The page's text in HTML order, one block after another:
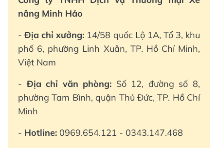
nâng Minh Hảo
-Địa chỉ xưởng: 14/58 quốc Lộ 1A, Tổ 3, khu
phố 6, phường Linh Xuân, TP. Hồ Chí Minh,
Việt Nam
- Địa chỉ văn phòng: Số 12, đường số 8,
phường Tam Bình, quận Thủ Đức, TP. Hồ Chí
Minh
- Hotline: 0969.654.121 - 0343.147.468